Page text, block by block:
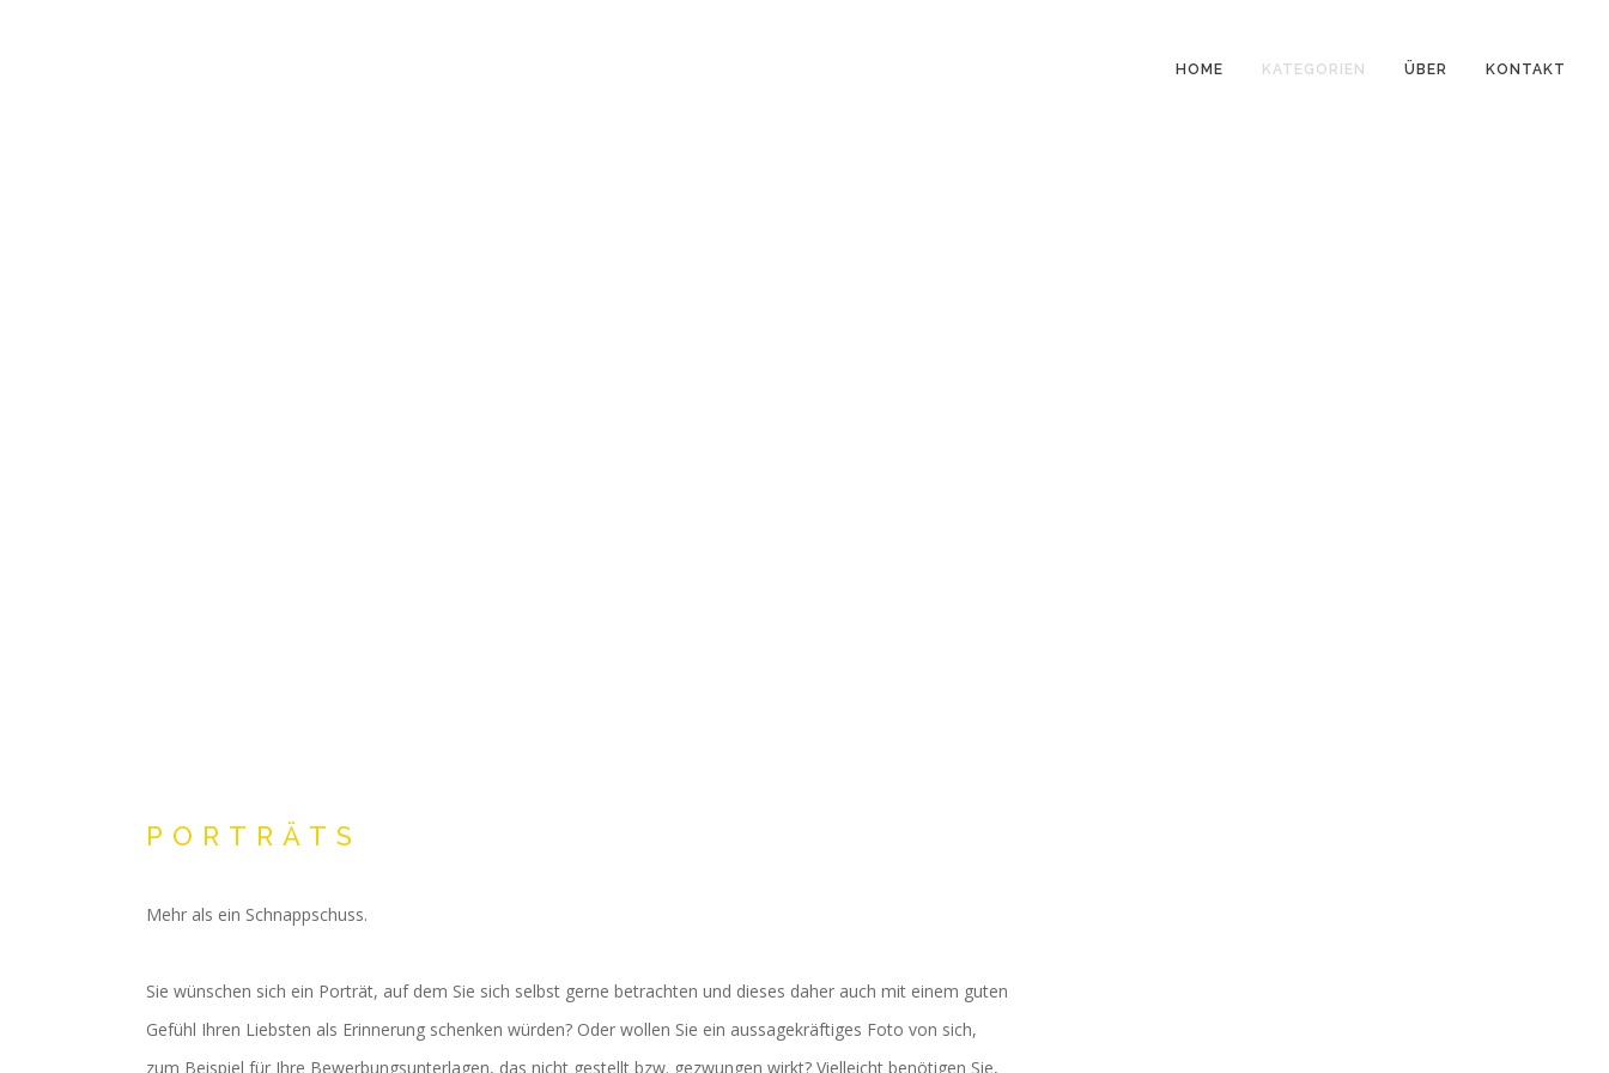
HOME KATEGORIEN ÜBER KONTAKT
PORTRÄTS
Mehr als ein Schnappschuss.
Sie wünschen sich ein Porträt, auf dem Sie sich selbst gerne betrachten und dieses daher auch mit einem guten
Gefühl Ihren Liebsten als Erinnerung schenken würden? Oder wollen Sie ein aussagekräftiges Foto von sich,
zum Beispiel für Ihre Bewerbungsunterlagen, das nicht gestellt bzw. gezwungen wirkt? Vielleicht benötigen Sie,